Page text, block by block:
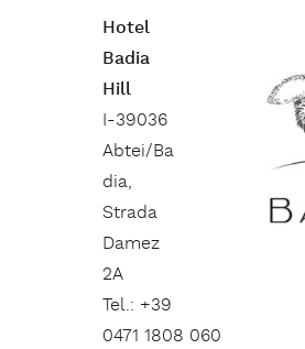
Hotel
Badia
Hill
I-39036
Abtei/Ba
dia,
Strada
Damez
2A
Tel.: +39
0471 1808 060